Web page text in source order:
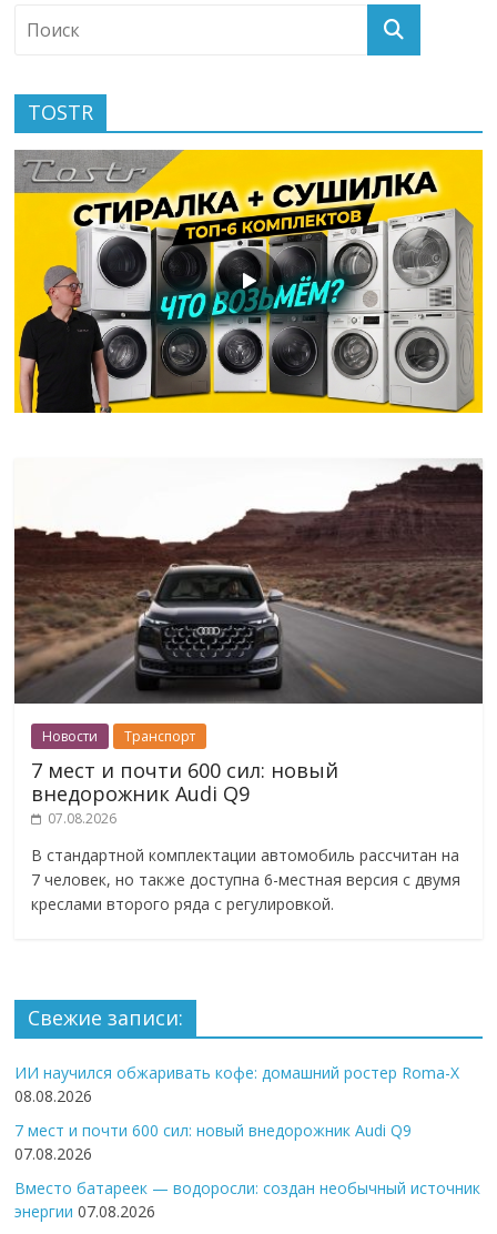
TOSTR
Новости Транспорт
7 мест и почти 600 сил: новый
внедорожник Audi Q9
07.08.2026
В стандартной комплектации автомобиль рассчитан на
7 человек, но также доступна 6-местная версия с двумя
креслами второго ряда с регулировкой.
Свежие записи:
ИИ научился обжаривать кофе: домашний ростер Roma-X
08.08.2026
7 мест и почти 600 сил: новый внедорожник Audi Q9
07.08.2026
Вместо батареек — водоросли: создан необычный источник
энергии 07.08.2026